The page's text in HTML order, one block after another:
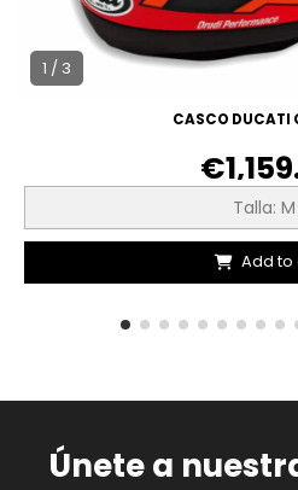
1 / 3
CASCO DUCATI
Talla: M
Add to
Únete a